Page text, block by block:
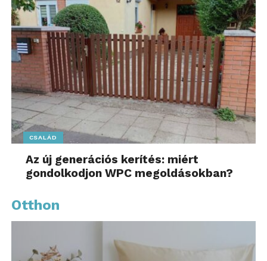
CSALÁD
Az új generációs kerítés: miért
gondolkodjon WPC megoldásokban?
Otthon